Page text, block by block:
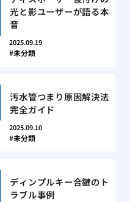
光と影ユーザーが語る本
音
2025.09.19
未分類
汚水管つまり原因解決法
完全ガイド
2025.09.10
未分類
ディンプルキー合鍵のト
ラブル事例